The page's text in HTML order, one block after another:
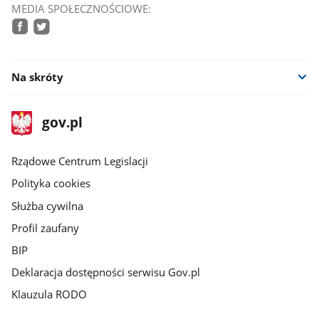
MEDIA SPOŁECZNOŚCIOWE:
Na skróty
stopka
gov.plStrona
gov.pl
Rządowe Centrum Legislacji
Polityka cookies
Służba cywilna
Profil zaufany
BIP
Deklaracja dostępności serwisu Gov.pl
Klauzula RODO